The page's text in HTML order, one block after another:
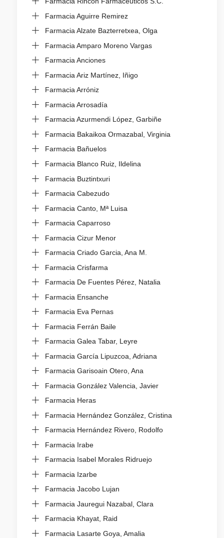
Farmacia Aguirre Remirez
Farmacia Alzate Bazterretxea, Olga
Farmacia Amparo Moreno Vargas
Farmacia Anciones
Farmacia Ariz Martínez, Iñigo
Farmacia Arróniz
Farmacia Arrosadía
Farmacia Azurmendi López, Garbiñe
Farmacia Bakaikoa Ormazabal, Virginia
Farmacia Bañuelos
Farmacia Blanco Ruiz, Ildelina
Farmacia Buztintxuri
Farmacia Cabezudo
Farmacia Canto, Mª Luisa
Farmacia Caparroso
Farmacia Cizur Menor
Farmacia Criado Garcia, Ana M.
Farmacia Crisfarma
Farmacia De Fuentes Pérez, Natalia
Farmacia Ensanche
Farmacia Eva Pernas
Farmacia Ferrán Baile
Farmacia Galea Tabar, Leyre
Farmacia García Lipuzcoa, Adriana
Farmacia Garisoain Otero, Ana
Farmacia González Valencia, Javier
Farmacia Heras
Farmacia Hernández González, Cristina
Farmacia Hernández Rivero, Rodolfo
Farmacia Irabe
Farmacia Isabel Morales Ridruejo
Farmacia Izarbe
Farmacia Jacobo Lujan
Farmacia Jauregui Nazabal, Clara
Farmacia Khayat, Raid
Farmacia Lasarte Goya, Amalia